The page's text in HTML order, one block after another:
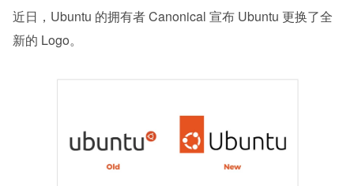
近日，Ubuntu 的拥有者 Canonical 宣布 Ubuntu 更换了全
新的 Logo。